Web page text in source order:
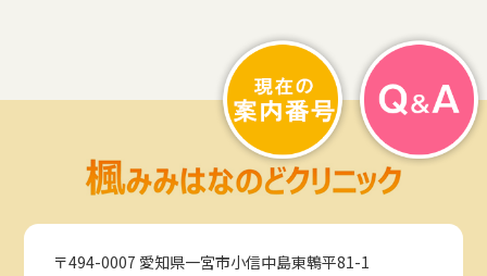
〒494-0007 愛知県一宮市小信中島東鵯平81-1